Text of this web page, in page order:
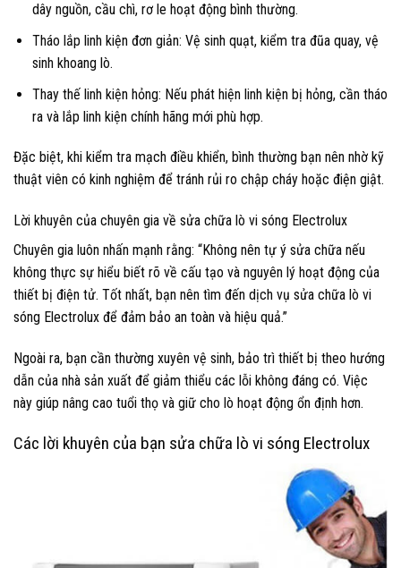
dây nguồn, cầu chì, rơ le hoạt động bình thường.
Tháo lắp linh kiện đơn giản: Vệ sinh quạt, kiểm tra đũa quay, vệ
sinh khoang lò.
Thay thế linh kiện hỏng: Nếu phát hiện linh kiện bị hỏng, cần tháo
ra và lắp linh kiện chính hãng mới phù hợp.
Đặc biệt, khi kiểm tra mạch điều khiển, bình thường bạn nên nhờ kỹ
thuật viên có kinh nghiệm để tránh rủi ro chập cháy hoặc điện giật.
Lời khuyên của chuyên gia về sửa chữa lò vi sóng Electrolux
Chuyên gia luôn nhấn mạnh rằng: “Không nên tự ý sửa chữa nếu
không thực sự hiểu biết rõ về cấu tạo và nguyên lý hoạt động của
thiết bị điện tử. Tốt nhất, bạn nên tìm đến dịch vụ sửa chữa lò vi
sóng Electrolux để đảm bảo an toàn và hiệu quả.”
Ngoài ra, bạn cần thường xuyên vệ sinh, bảo trì thiết bị theo hướng
dẫn của nhà sản xuất để giảm thiểu các lỗi không đáng có. Việc
này giúp nâng cao tuổi thọ và giữ cho lò hoạt động ổn định hơn.
Các lời khuyên của bạn sửa chữa lò vi sóng Electrolux